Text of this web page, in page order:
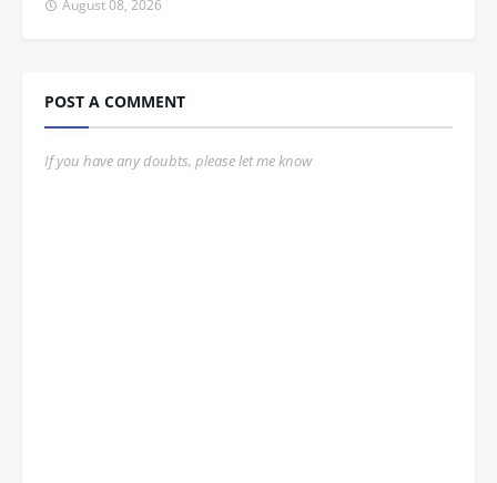
August 08, 2026
POST A COMMENT
If you have any doubts, please let me know